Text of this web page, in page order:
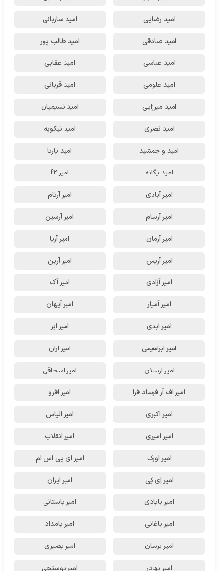
امید رضایی امید ساربانی
امید صادقی امید طالب پور
امید عباسی امید عقابی
امید علومی امید قربانی
امید میرزایی امید نسیمیان
امید نصری امید نیکویه
امید و جمشید امید یارتا
امید یگانه امیر f2
امیر آبادی امیر آرتام
امیر آرسام امیر آرسین
امیر آرمان امیر آریا
امیر آریس امیر آرین
امیر آزادی امیر آک
امیر آمیار امیر آیهان
امیر ابدی امیر ابر
امیر ابراهیمی امیر اران
امیر ارسلان امیر اسحاقی
امیر اف آر فرساد فرا امیر افرو
امیر اکبری امیر الیاس
امیر امیری امیر انقلاب
امیر اورک امیر ای پی اس ام
امیر اِی کِی امیر ایران
امیر بابادی امیر باستانی
امیر باغانی امیر بامداد
امیر برسان امیر بصیری
امیر بهادر امیر پوستچی